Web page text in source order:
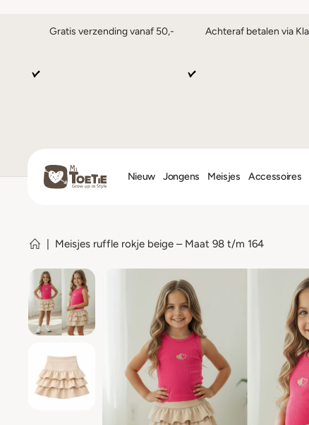
Gratis verzending vanaf 50,- Achteraf betalen via
Nieuw Jongens Meisjes Accessoires
Meisjes ruffle rokje beige – Maat 98 t/m 164